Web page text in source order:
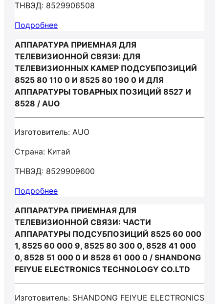
ТНВЭД: 8529906508
Подробнее
АППАРАТУРА ПРИЕМНАЯ ДЛЯ
ТЕЛЕВИЗИОННОЙ СВЯЗИ: ДЛЯ
ТЕЛЕВИЗИОННЫХ КАМЕР ПОДСУБПОЗИЦИЙ
8525 80 110 0 И 8525 80 190 0 И ДЛЯ
АППАРАТУРЫ ТОВАРНЫХ ПОЗИЦИЙ 8527 И
8528 / AUO
Изготовитель: AUO
Страна: Китай
ТНВЭД: 8529909600
Подробнее
АППАРАТУРА ПРИЕМНАЯ ДЛЯ
ТЕЛЕВИЗИОННОЙ СВЯЗИ: ЧАСТИ
АППАРАТУРЫ ПОДСУБПОЗИЦИЙ 8525 60 000
1, 8525 60 000 9, 8525 80 300 0, 8528 41 000
0, 8528 51 000 0 И 8528 61 000 0 / SHANDONG
FEIYUE ELECTRONICS TECHNOLOGY CO.LTD
Изготовитель: SHANDONG FEIYUE ELECTRONICS